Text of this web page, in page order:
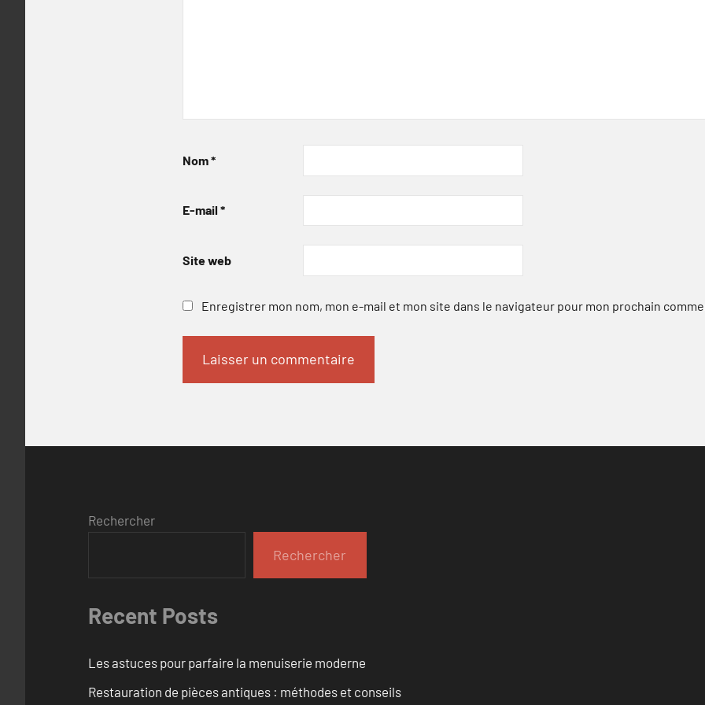
Nom*
E-mail *
Site web
Enregistrer mon nom, mon e-mail et mon site dans le navigateur pour mon prochain
Rechercher
Rechercher
Recent Posts
Les astuces pour parfaire la menuiserie moderne
Restauration de pièces antiques : méthodes et conseils